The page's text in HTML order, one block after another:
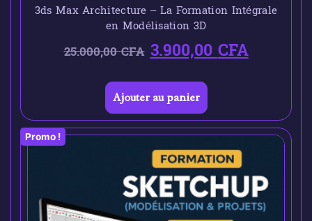
3ds Max Architecture – La Formation Intégrale
en Modélisation 3D
25.000,00CFA 3.900,00CFA
Ajouter au panier
Promo !